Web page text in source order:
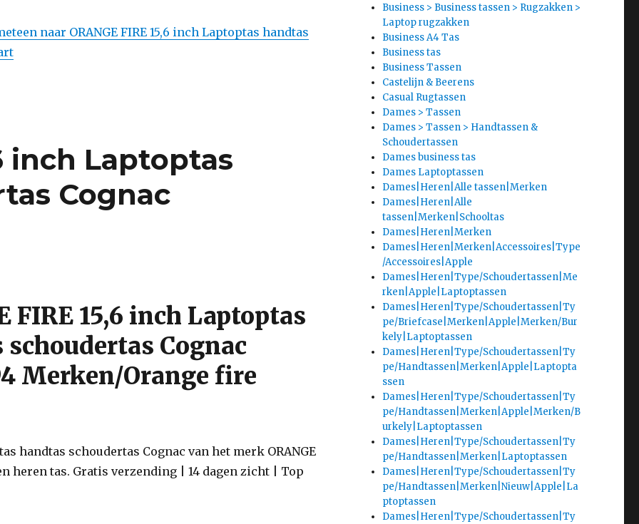
naar ORANGE FIRE 15,6 inch Laptoptas handtas
inch Laptoptas
Cognac
FIRE 15,6 inch Laptoptas
Cognac
Merken/Orange fire
handtas schoudertas Cognac van het merk ORANGE
heren tas. Gratis verzending | 14 dagen zicht | Top
Business > Business tassen > Rugzakken >
Laptop rugzakken
Business A4 Tas
Business tas
Business Tassen
Castelijn & Beerens
Casual Rugtassen
Dames > Tassen
Dames > Tassen > Handtassen &
Schoudertassen
Dames business tas
Dames Laptoptassen
Dames|Heren|Alle tassen|Merken
Dames|Heren|Alle
tassen|Merken|Schooltas
Dames|Heren|Merken
Dames|Heren|Merken|Accessoires|Type
/Accessoires|Apple
Dames|Heren|Type/Schoudertassen|Me
rken|Apple|Laptoptassen
Dames|Heren|Type/Schoudertassen|Ty
pe/Briefcase|Merken|Apple|Merken/Bur
kely|Laptoptassen
Dames|Heren|Type/Schoudertassen|Ty
pe/Handtassen|Merken|Apple|Laptopta
ssen
Dames|Heren|Type/Schoudertassen|Ty
pe/Handtassen|Merken|Apple|Merken/B
urkely|Laptoptassen
Dames|Heren|Type/Schoudertassen|Ty
pe/Handtassen|Merken|Laptoptassen
Dames|Heren|Type/Schoudertassen|Ty
pe/Handtassen|Merken|Nieuw|Apple|La
ptoptassen
Dames|Heren|Type/Schoudertassen|Ty